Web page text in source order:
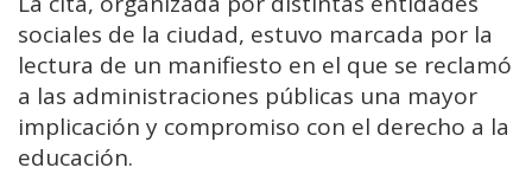
sociales de la ciudad, estuvo marcada por la
lectura de un manifiesto en el que se reclamó
a las administraciones públicas una mayor
implicación y compromiso con el derecho a la
educación.